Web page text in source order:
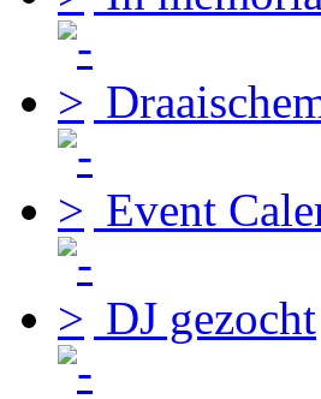
Event
DJ gezocht